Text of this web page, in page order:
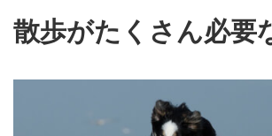
散歩がたくさん必要